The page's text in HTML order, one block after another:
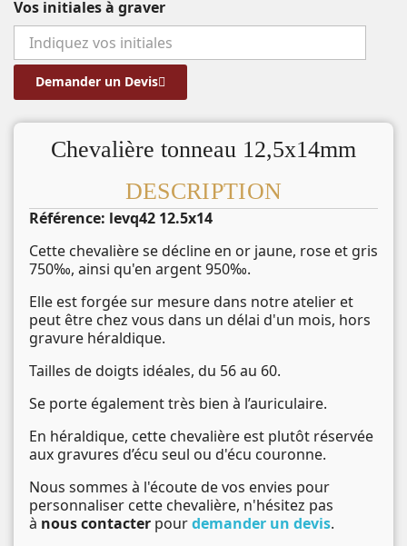
Vos initiales à graver
Demander un Devis
Chevalière tonneau 12,5x14mm
DESCRIPTION
Référence: levq42 12.5x14
Cette chevalière se décline en or jaune, rose et gris
750‰, ainsi qu'en argent 950‰.
Elle est forgée sur mesure dans notre atelier et
peut être chez vous dans un délai d'un mois, hors
gravure héraldique.
Tailles de doigts idéales, du 56 au 60.
Se porte également très bien à l’auriculaire.
En héraldique, cette chevalière est plutôt réservée
aux gravures d’écu seul ou d'écu couronne.
Nous sommes à l'écoute de vos envies pour
personnaliser cette chevalière, n'hésitez pas
à nous contacter pourdemander un devis.